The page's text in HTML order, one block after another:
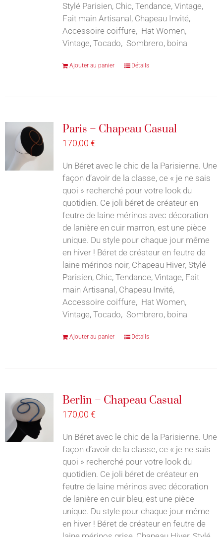
Stylé Parisien, Chic, Tendance, Vintage,
Fait main Artisanal, Chapeau Invité,
Accessoire coiffure, Hat Women,
Vintage, Tocado, Sombrero, boina
Ajouter au panier Détails
Paris – Chapeau Casual
170,00 €
Un Béret avec le chic de la Parisienne. Une
façon d’avoir de la classe, ce « je ne sais
quoi » recherché pour votre look du
quotidien. Ce joli béret de créateur en
feutre de laine mérinos avec décoration
de lanière en cuir marron, est une pièce
unique. Du style pour chaque jour même
en hiver ! Béret de créateur en feutre de
laine mérinos noir, Chapeau Hiver, Stylé
Parisien, Chic, Tendance, Vintage, Fait
main Artisanal, Chapeau Invité,
Accessoire coiffure, Hat Women,
Vintage, Tocado, Sombrero, boina
Ajouter au panier Détails
Berlin – Chapeau Casual
170,00 €
Un Béret avec le chic de la Parisienne. Une
façon d’avoir de la classe, ce « je ne sais
quoi » recherché pour votre look du
quotidien. Ce joli béret de créateur en
feutre de laine mérinos avec décoration
de lanière en cuir bleu, est une pièce
unique. Du style pour chaque jour même
en hiver ! Béret de créateur en feutre de